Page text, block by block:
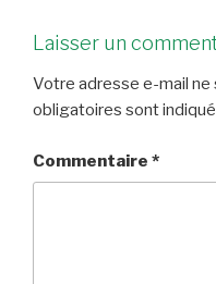
Laisser un
Votre adresse e-mail ne
obligatoires sont
Commentaire *